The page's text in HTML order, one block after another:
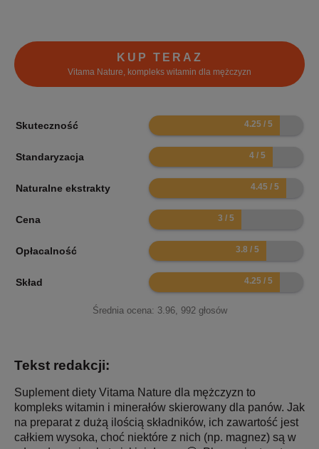
KUP TERAZ
Vitama Nature, kompleks witamin dla mężczyzn
Skuteczność 8.5
Standaryzacja 8
Naturalne ekstrakty 8.9
Cena 6
Opłacalność 7.6
Skład 8.5
Średnia ocena: 3.96, 992głosów
Tekst redakcji:
Suplement diety Vitama Nature dla mężczyzn to
kompleks witamin i minerałów skierowany dla panów. Jak
na preparat z dużą ilością składników, ich zawartość jest
całkiem wysoka, choć niektóre z nich (np. magnez) są w